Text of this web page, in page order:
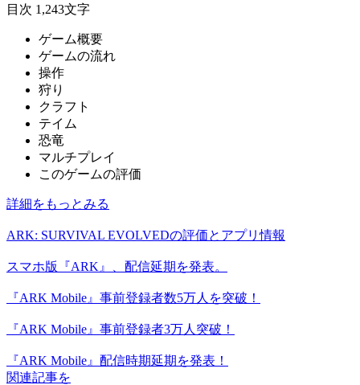
目次 1,243文字
ゲーム概要
ゲームの流れ
操作
狩り
クラフト
テイム
恐竜
マルチプレイ
このゲームの評価
詳細をもっとみる
ARK: SURVIVAL EVOLVEDの評価とアプリ情報
スマホ版『ARK』、配信延期を発表。
『ARK Mobile』事前登録者数5万人を突破！
『ARK Mobile』事前登録者3万人突破！
『ARK Mobile』配信時期延期を発表！
関連記事を